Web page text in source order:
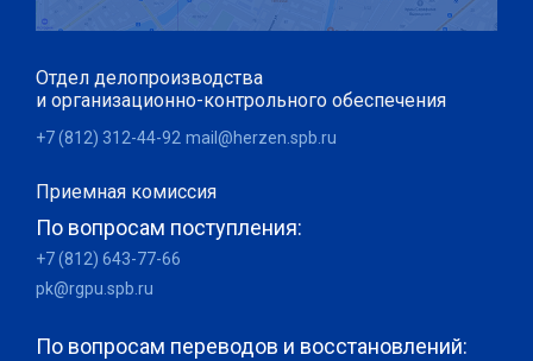
Отдел делопроизводства
и организационно-контрольного обеспечения
+7 (812) 312-44-92 mail@herzen.spb.ru
Приемная комиссия
По вопросам поступления:
+7 (812) 643-77-66
pk@rgpu.spb.ru
По вопросам переводов и восстановлений: